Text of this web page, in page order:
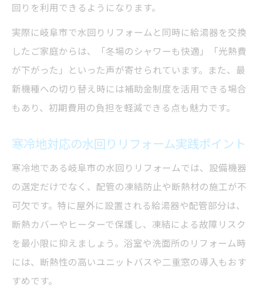
回りを利用できるようになります。
実際に岐阜市で水回りリフォームと同時に給湯器を交換
したご家庭からは、「冬場のシャワーも快適」「光熱費
が下がった」といった声が寄せられています。また、最
新機種への切り替え時には補助金制度を活用できる場合
もあり、初期費用の負担を軽減できる点も魅力です。
寒冷地対応の水回りリフォーム実践ポイント
寒冷地である岐阜市の水回りリフォームでは、設備機器
の選定だけでなく、配管の凍結防止や断熱材の施工が不
可欠です。特に屋外に設置される給湯器や配管部分は、
断熱カバーやヒーターで保護し、凍結による故障リスク
を最小限に抑えましょう。浴室や洗面所のリフォーム時
には、断熱性の高いユニットバスや二重窓の導入もおす
すめです。